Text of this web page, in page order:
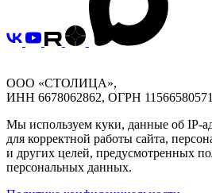
ООО «СТОЛИЦА»,
ИНН 6678062862, ОГРН
Мы используем куки, данные об IP-
для корректной работы сайта,
и других целей, предусмотренных
персональных данных.